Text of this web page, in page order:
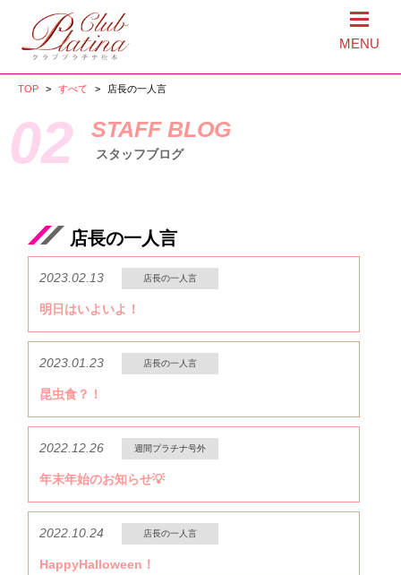
MENU
TOP > すべて > 店長の一人言
02 STAFF BLOG
スタッフブログ
店長の一人言
2023.02.13 店長の一人言
明日はいよいよ！
2023.01.23 店長の一人言
昆虫食？！
2022.12.26 週間プラチナ号外
年末年始のお知らせ💡
2022.10.24 店長の一人言
HappyHalloween！